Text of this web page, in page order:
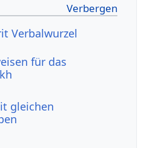
Verbalwurzel
für das
gleichen